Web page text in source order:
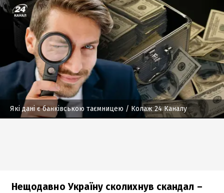
Які дані є банківською таємницею / Колаж 24 Каналу
Нещодавно Україну сколихнув скандал –